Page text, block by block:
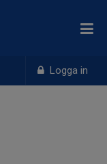
Logga in